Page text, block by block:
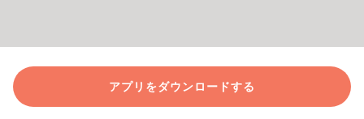
アプリをダウンロードする